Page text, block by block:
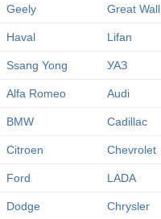
Geely Great Wall
Haval Lifan
Ssang Yong УАЗ
Alfa Romeo Audi
BMW Cadillac
Citroen Chevrolet
Ford LADA
Dodge Chrysler